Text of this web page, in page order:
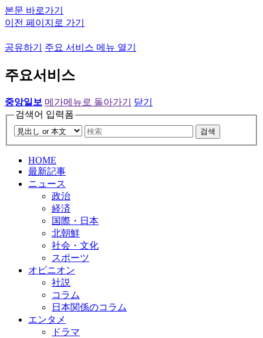
본문 바로가기
이전 페이지로 가기
공유하기 주요 서비스 메뉴 열기
주요서비스
중앙일보 메가메뉴로 돌아가기
닫기
검색어 입력폼
검색
HOME
最新記事
ニュース
政治
経済
国際・日本
北朝鮮
社会・文化
スポーツ
オピニオン
社説
コラム
日本関係のコラム
エンタメ
ドラマ